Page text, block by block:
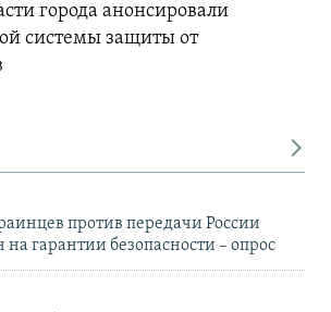
города анонсировали
системы защиты от
против передачи России
на гарантии безопасности – опрос